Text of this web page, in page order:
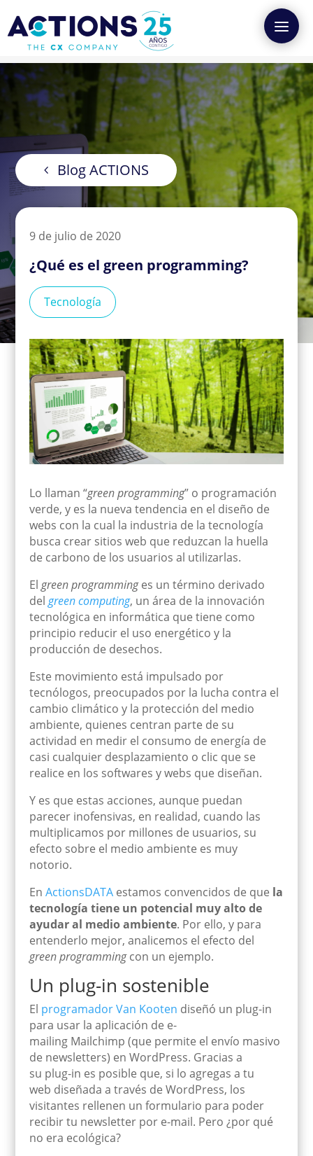
Blog ACTIONS
9 de julio de 2020
¿Qué es el green programming?
Tecnología
Lo llaman “green programming” o programación
verde, y es la nueva tendencia en el diseño de
webs con la cual la industria de la tecnología
busca crear sitios web que reduzcan la huella
de carbono de los usuarios al utilizarlas.
El green programminges un término derivado
del green computing, un área de la innovación
tecnológica en informática que tiene como
principio reducir el uso energético y la
producción de desechos.
Este movimiento está impulsado por
tecnólogos, preocupados por la lucha contra el
cambio climático y la protección del medio
ambiente, quienes centran parte de su
actividad en medir el consumo de energía de
casi cualquier desplazamiento o clic que se
realice en los softwares y webs que diseñan.
Y es que estas acciones, aunque puedan
parecer inofensivas, en realidad, cuando las
multiplicamos por millones de usuarios, su
efecto sobre el medio ambiente es muy
notorio.
En ActionsDATA estamos convencidos de que la
tecnología tiene un potencial muy alto de
ayudar al medio ambiente. Por ello, y para
entenderlo mejor, analicemos el efecto del
green programmingcon un ejemplo.
Un plug-in sostenible
El programador Van Kooten diseñó un plug-in
para usar la aplicación de e-
mailing Mailchimp (que permite el envío masivo
de newsletters) en WordPress. Gracias a
su plug-in es posible que, si lo agregas a tu
web diseñada a través de WordPress, los
visitantes rellenen un formulario para poder
recibirtu newsletterpor e-mail. Pero ¿por qué
no era ecológica?